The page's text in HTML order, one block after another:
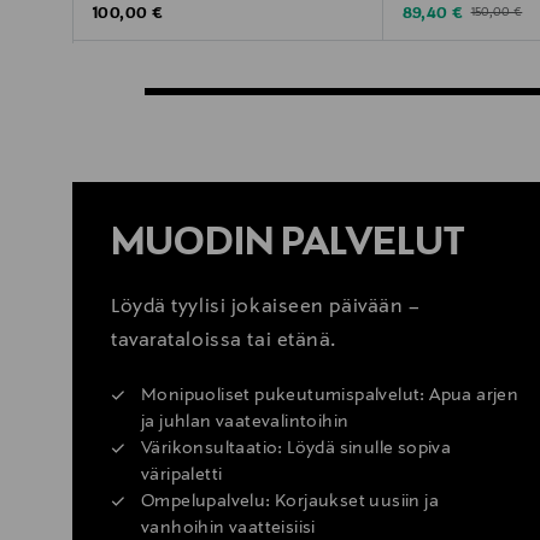
Original Price
100,00 €
Discounted Price
89,40 € Original Price
150,00 €
MUODIN PALVELUT
Löydä tyylisi jokaiseen päivään –
tavarataloissa tai etänä.
Monipuoliset pukeutumispalvelut: Apua arjen
ja juhlan vaatevalintoihin
Värikonsultaatio: Löydä sinulle sopiva
väripaletti
Ompelupalvelu: Korjaukset uusiin ja
vanhoihin vaatteisiisi